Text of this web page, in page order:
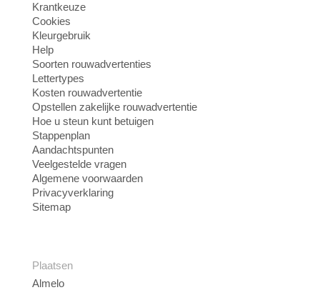
Krantkeuze
Cookies
Kleurgebruik
Help
Soorten rouwadvertenties
Lettertypes
Kosten rouwadvertentie
Opstellen zakelijke rouwadvertentie
Hoe u steun kunt betuigen
Stappenplan
Aandachtspunten
Veelgestelde vragen
Algemene voorwaarden
Privacyverklaring
Sitemap
Plaatsen
Almelo